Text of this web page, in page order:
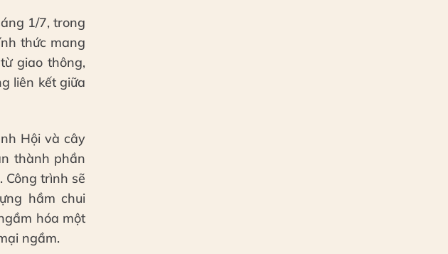
1/7, trong
thức mang
giao thông,
liên kết giữa
Hội và cây
thành phần
Công trình sẽ
hầm chui
hóa một
ngầm.